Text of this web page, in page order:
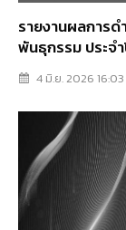
รายงานผลการ
พันธุกรรม ประจ
4 มิ.ย. 2026 16:03